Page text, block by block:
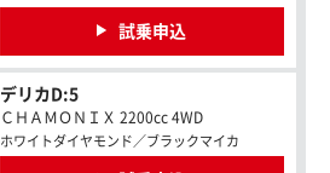
試乗申込
デリカD:5
ＣＨＡＭＯＮＩＸ 2200cc 4WD
ホワイトダイヤモンド／ブラックマイカ